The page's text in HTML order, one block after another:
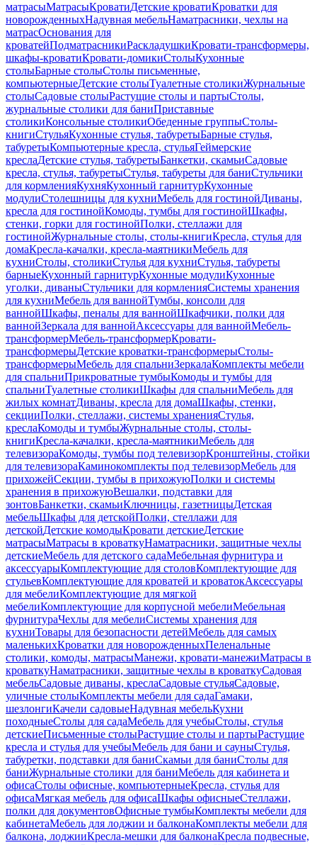
матрасыМатрасыКроватиДетские кроватиКроватки для
новорожденныхНадувная мебельНаматрасники, чехлы на
матрасОснования для
кроватейПодматрасникиРаскладушкиКровати-трансформеры,
шкафы-кроватиКровати-домикиСтолыКухонные
столыБарные столыСтолы письменные,
компьютерныеДетские столыТуалетные столикиЖурнальные
столыСадовые столыРастущие столы и партыСтолы,
журнальные столики для баниПриставные
столикиКонсольные столикиОбеденные группыСтолы-
книгиСтульяКухонные стулья, табуретыБарные стулья,
табуретыКомпьютерные кресла, стульяГеймерские
креслаДетские стулья, табуретыБанкетки, скамьиСадовые
кресла, стулья, табуретыСтулья, табуреты для баниСтульчики
для кормленияКухняКухонный гарнитурКухонные
модулиСтолешницы для кухниМебель для гостинойДиваны,
кресла для гостинойКомоды, тумбы для гостинойШкафы,
стенки, горки для гостинойПолки, стеллажи для
гостинойЖурнальные столы, столы-книгиКресла, стулья для
домаКресла-качалки, кресла-маятникиМебель для
кухниСтолы, столикиСтулья для кухниСтулья, табуреты
барныеКухонный гарнитурКухонные модулиКухонные
уголки, диваныСтульчики для кормленияСистемы хранения
для кухниМебель для ваннойТумбы, консоли для
ваннойШкафы, пеналы для ваннойШкафчики, полки для
ваннойЗеркала для ваннойАксессуары для ваннойМебель-
трансформерМебель-трансформерКровати-
трансформерыДетские кроватки-трансформерыСтолы-
трансформерыМебель для спальниЗеркалаКомплекты мебели
для спальниПрикроватные тумбыКомоды и тумбы для
спальниТуалетные столикиШкафы для спальниМебель для
жилых комнатДиваны, кресла для домаШкафы, стенки,
секцииПолки, стеллажи, системы храненияСтулья,
креслаКомоды и тумбыЖурнальные столы, столы-
книгиКресла-качалки, кресла-маятникиМебель для
телевизораКомоды, тумбы под телевизорКронштейны, стойки
для телевизораКаминокомплекты под телевизорМебель для
прихожейСекции, тумбы в прихожуюПолки и системы
хранения в прихожуюВешалки, подставки для
зонтовБанкетки, скамьиКлючницы, газетницыДетская
мебельШкафы для детскойПолки, стеллажи для
детскойДетские комодыКровати детскиеДетские
матрасыМатрасы в кроваткуНаматрасники, защитные чехлы
детскиеМебель для детского садаМебельная фурнитура и
аксессуарыКомплектующие для столовКомплектующие для
стульевКомплектующие для кроватей и кроватокАксессуары
для мебелиКомплектующие для мягкой
мебелиКомплектующие для корпусной мебелиМебельная
фурнитураЧехлы для мебелиСистемы хранения для
кухниТовары для безопасности детейМебель для самых
маленькихКроватки для новорожденныхПеленальные
столики, комоды, матрасыМанежи, кровати-манежиМатрасы в
кроваткуНаматрасники, защитные чехлы в кроваткуСадовая
мебельСадовые диваны, креслаСадовые стульяСадовые,
уличные столыКомплекты мебели для садаГамаки,
шезлонгиКачели садовыеНадувная мебельКухни
походныеСтолы для садаМебель для учебыСтолы, стулья
детскиеПисьменные столыРастущие столы и партыРастущие
кресла и стулья для учебыМебель для бани и сауныСтулья,
табуретки, подставки для баниСкамьи для баниСтолы для
баниЖурнальные столики для баниМебель для кабинета и
офисаСтолы офисные, компьютерныеКресла, стулья для
офисаМягкая мебель для офисаШкафы офисныеСтеллажи,
полки для документовОфисные тумбыКомплекты мебели для
кабинетаМебель для лоджии и балконаКомплекты мебели для
балкона, лоджииКресла-мешки для балконаКресла подвесные,